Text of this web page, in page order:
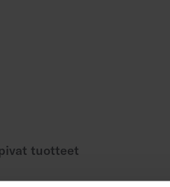
tuotteet